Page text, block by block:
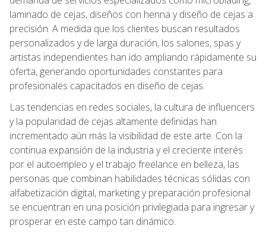
laminado de cejas, diseños con henna y diseño de cejas a
precisión. A medida que los clientes buscan resultados
personalizados y de larga duración, los salones, spas y
artistas independientes han ido ampliando rápidamente su
oferta, generando oportunidades constantes para
profesionales capacitados en diseño de cejas.
Las tendencias en redes sociales, la cultura de influencers
y la popularidad de cejas altamente definidas han
incrementado aún más la visibilidad de este arte. Con la
continua expansión de la industria y el creciente interés
por el autoempleo y el trabajo freelance en belleza, las
personas que combinan habilidades técnicas sólidas con
alfabetización digital, marketing y preparación profesional
se encuentran en una posición privilegiada para ingresar y
prosperar en este campo tan dinámico.